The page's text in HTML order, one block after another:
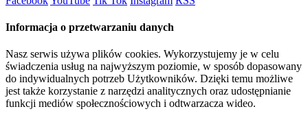
Informacja o przetwarzaniu danych
Nasz serwis używa plików cookies. Wykorzystujemy je w celu
świadczenia usług na najwyższym poziomie, w sposób dopasowany
do indywidualnych potrzeb Użytkowników. Dzięki temu możliwe
jest także korzystanie z narzędzi analitycznych oraz udostępnianie
funkcji mediów społecznościowych i odtwarzacza wideo.